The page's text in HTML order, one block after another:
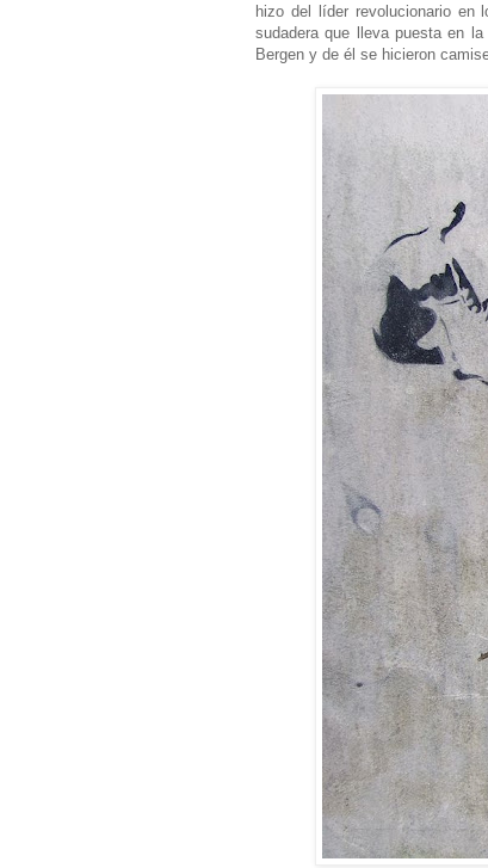
hizo del líder revolucionario en
sudadera que lleva puesta en
Bergen y de él se hicieron